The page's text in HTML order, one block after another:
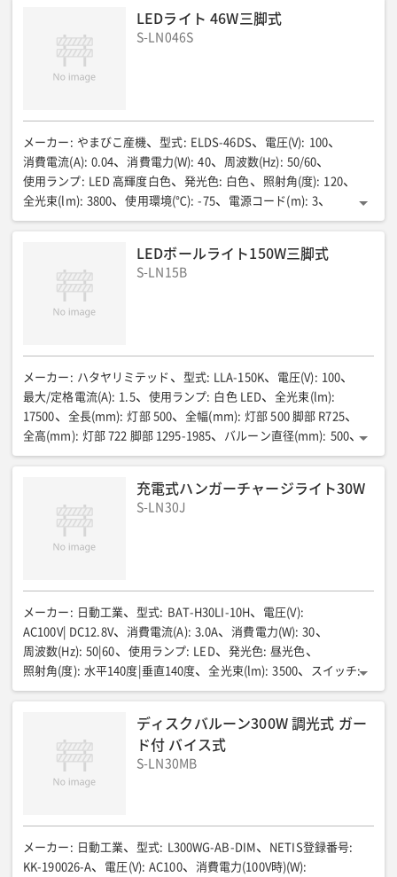
LEDライト 46W三脚式
S-LN046S
メーカー : やまびこ産機 型式: ELDS-46DS 電圧(V): 100
消費電流(A): 0.04 消費電力(W): 40 周波数(Hz): 50/60
使用ランプ: LED 高輝度白色 発光色: 白色 照射角(度): 120
全光束(lm): 3800 使用環境(℃): -75 電源コード(m): 3
質量(kg): 3
LEDボールライト150W三脚式
S-LN15B
メーカー : ハタヤリミテッド 型式: LLA-150K 電圧(V): 100
最大/定格電流(A): 1.5 使用ランプ: 白色 LED 全光束(lm):
17500
全長(mm): 灯部 500 全幅(mm): 灯部 500 脚部 R725
全高(mm): 灯部 722 脚部 1295-1985 バルーン直径(mm): 500
電源コード(m): 5 質量(kg): 灯部 7.4 三脚 5.6
充電式ハンガーチャージライト30W
S-LN30J
メーカー : 日動工業 型式: BAT-H30LI-10H 電圧(V):
AC100V| DC12.8V
消費電流(A): 3.0A 消費電力(W): 30
周波数(Hz): 50|60 使用ランプ: LED 発光色: 昼光色
照射角(度): 水平140度|垂直140度 全光束(lm): 3500 スイッチ:
高・低・切
蓄電池: リン酸鉄Liバッテリー12.8V 14400mAh
質量(kg): 5.2
ディスクバルーン300W 調光式 ガー
ド付 バイス式
S-LN30MB
メーカー : 日動工業 型式: L300WG-AB-DIM NETIS登録番号:
KK-190026-A
電圧(V): AC100 消費電力(100V時)(W):